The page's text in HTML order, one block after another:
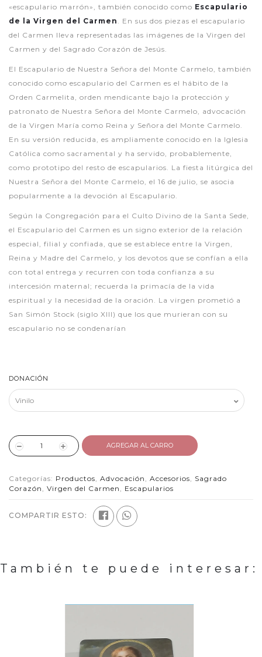
«escapulario marrón», también conocido como Escapulario
de la Virgen del Carmen . En sus dos piezas el escapulario
del Carmen lleva representadas las imágenes de la Virgen del
Carmen y del Sagrado Corazón de Jesús.
El Escapulario de Nuestra Señora del Monte Carmelo, también
conocido como escapulario del Carmen es el hábito de la
Orden Carmelita, orden mendicante bajo la protección y
patronato de Nuestra Señora del Monte Carmelo, advocación
de la Virgen María como Reina y Señora del Monte Carmelo.
En su versión reducida, es ampliamente conocido en la Iglesia
Católica como sacramental y ha servido, probablemente,
como prototipo del resto de escapularios. La fiesta litúrgica del
Nuestra Señora del Monte Carmelo, el 16 de julio, se asocia
popularmente a la devoción al Escapulario.
Según la Congregación para el Culto Divino de la Santa Sede,
el Escapulario del Carmen es un signo exterior de la relación
especial, filial y confiada, que se establece entre la Virgen,
Reina y Madre del Carmelo, y los devotos que se confían a ella
con total entrega y recurren con toda confianza a su
intercesión maternal; recuerda la primacía de la vida
espiritual y la necesidad de la oración. La virgen prometió a
San Simón Stock (siglo XIII) que los que murieran con su
escapulario no se condenarían
DONACIÓN
AGREGAR AL CARRO
Categorías: Productos, Advocación , Accesorios, Sagrado
Corazón , Virgen del Carmen , Escapularios
COMPARTIR ESTO:
También te puede interesar: